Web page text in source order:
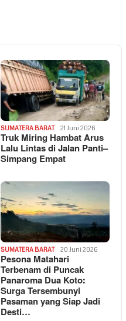
SUMATERA BARAT 21 Juni 2026
Truk Miring Hambat Arus
Lalu Lintas di Jalan Panti–
Simpang Empat
SUMATERA BARAT 20 Juni 2026
Pesona Matahari
Terbenam di Puncak
Panaroma Dua Koto:
Surga Tersembunyi
Pasaman yang Siap Jadi
Desti…